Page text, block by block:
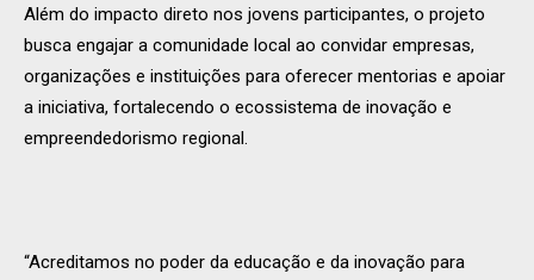
Além do impacto direto nos jovens participantes, o projeto
busca engajar a comunidade local ao convidar empresas,
organizações e instituições para oferecer mentorias e apoiar
a iniciativa, fortalecendo o ecossistema de inovação e
empreendedorismo regional.
“Acreditamos no poder da educação e da inovação para